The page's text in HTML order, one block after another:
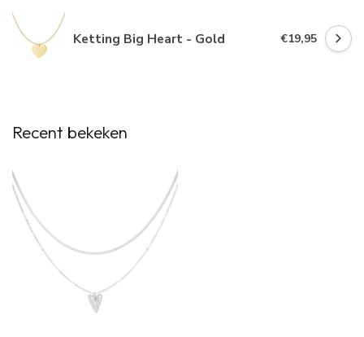
Ketting Big Heart - Gold €19,95
Recent bekeken